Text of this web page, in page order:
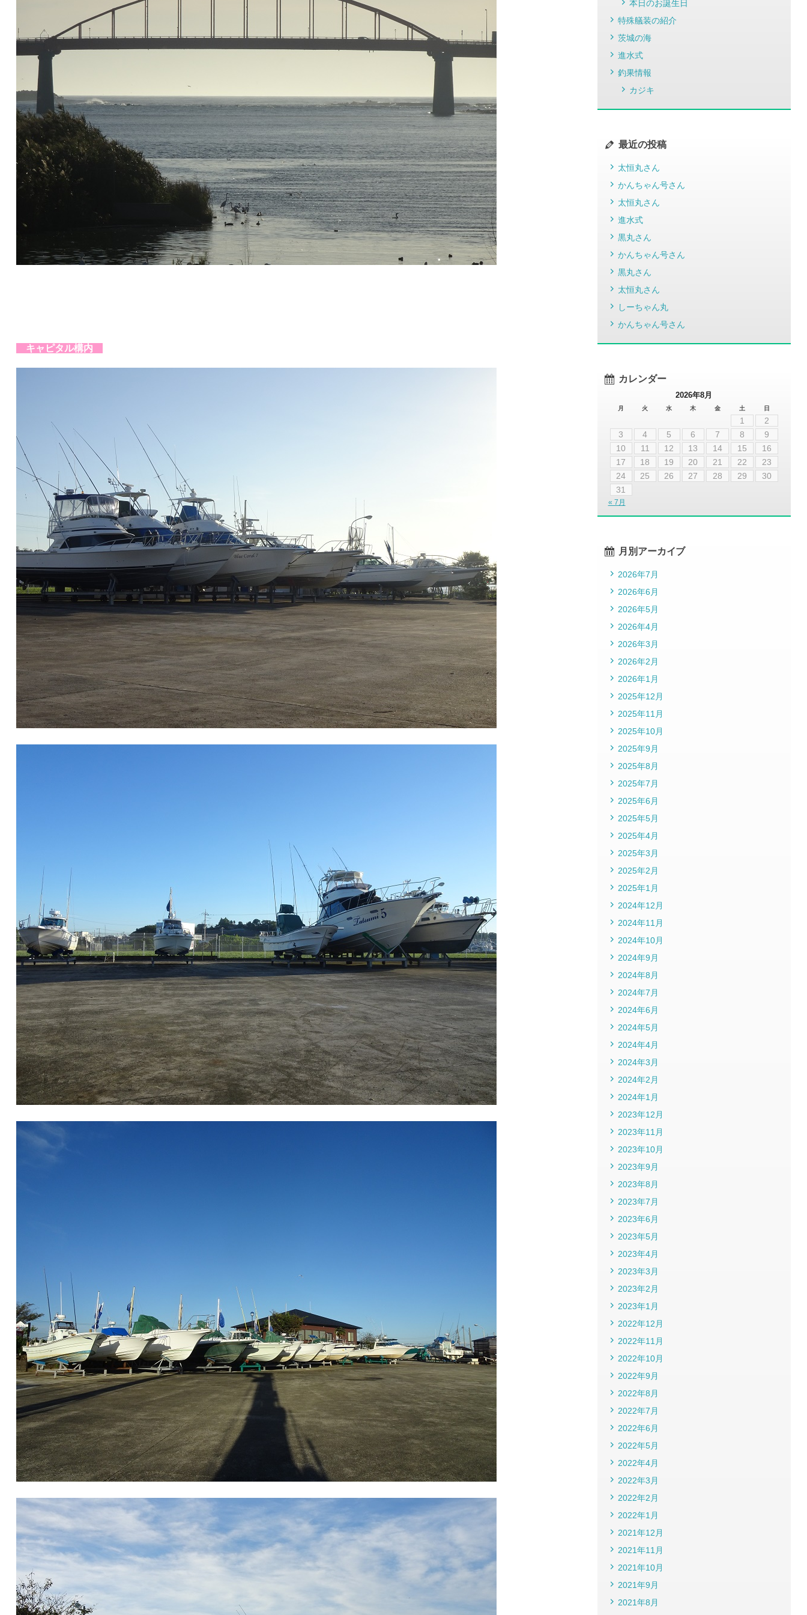
キャピタル構内
本日のお誕生日
特殊艤装の紹介
茨城の海
進水式
釣果情報
カジキ
最近の投稿
太恒丸さん
かんちゃん号さん
太恒丸さん
進水式
黒丸さん
かんちゃん号さん
黒丸さん
太恒丸さん
しーちゃん丸
かんちゃん号さん
カレンダー
2026年8月
月 火 水 木 金 土 日
1
2
3
4 5 6 7 8
9
10
11 12 13 14 15
16
17
18 19 20 21 22
23
24
25 26 27 28 29
30
31
« 7月
月別アーカイブ
2026年7月
2026年6月
2026年5月
2026年4月
2026年3月
2026年2月
2026年1月
2025年12月
2025年11月
2025年10月
2025年9月
2025年8月
2025年7月
2025年6月
2025年5月
2025年4月
2025年3月
2025年2月
2025年1月
2024年12月
2024年11月
2024年10月
2024年9月
2024年8月
2024年7月
2024年6月
2024年5月
2024年4月
2024年3月
2024年2月
2024年1月
2023年12月
2023年11月
2023年10月
2023年9月
2023年8月
2023年7月
2023年6月
2023年5月
2023年4月
2023年3月
2023年2月
2023年1月
2022年12月
2022年11月
2022年10月
2022年9月
2022年8月
2022年7月
2022年6月
2022年5月
2022年4月
2022年3月
2022年2月
2022年1月
2021年12月
2021年11月
2021年10月
2021年9月
2021年8月